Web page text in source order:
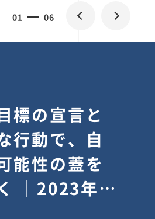
0 06
分のスタン
予想を裏切
超える”【真